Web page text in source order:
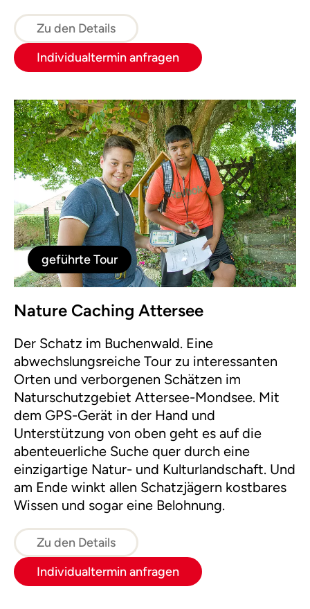
Zu den Details
Individualtermin anfragen
geführte Tour
Nature Caching Attersee
Der Schatz im Buchenwald. Eine
abwechslungsreiche Tour zu interessanten
Orten und verborgenen Schätzen im
Naturschutzgebiet Attersee-Mondsee. Mit
dem GPS-Gerät in der Hand und
Unterstützung von oben geht es auf die
abenteuerliche Suche quer durch eine
einzigartige Natur- und Kulturlandschaft. Und
am Ende winkt allen Schatzjägern kostbares
Wissen und sogar eine Belohnung.
Zu den Details
Individualtermin anfragen